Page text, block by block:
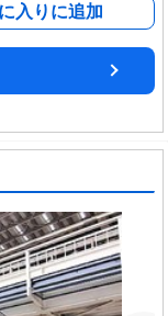
入りに追加